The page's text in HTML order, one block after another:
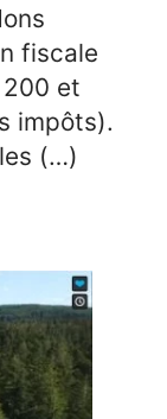
fiscale
et
impôts).
(…)